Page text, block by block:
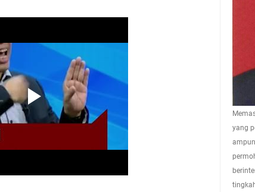
yang